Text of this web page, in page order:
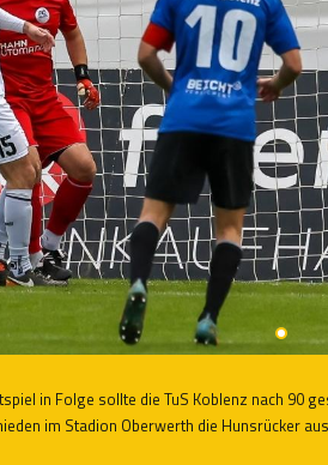
in Folge sollte die TuS Koblenz nach 90
im Stadion Oberwerth die Hunsrücker